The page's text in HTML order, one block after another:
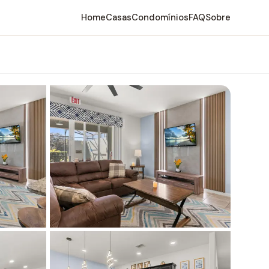
HomeCasasCondomíniosFAQSobre